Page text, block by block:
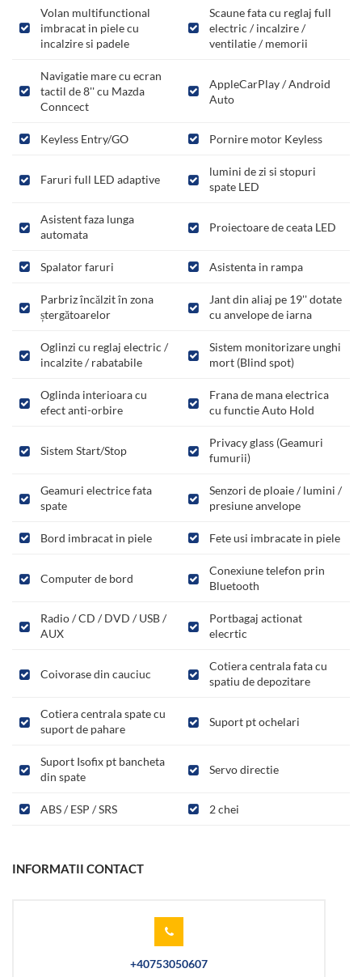
Volan multifunctional
imbracat in piele cu
incalzire si padele
Scaune fata cu reglaj full
electric / incalzire /
ventilatie / memorii
Navigatie mare cu ecran
tactil de 8'' cu Mazda
Conncect
AppleCarPlay / Android
Auto
Keyless Entry/GO Pornire motor Keyless
Faruri full LED adaptive
lumini de zi si stopuri
spate LED
Asistent faza lunga
automata
Proiectoare de ceata LED
Spalator faruri Asistenta in rampa
Parbriz încălzit în zona
ștergătoarelor
Jant din aliaj pe 19'' dotate
cu anvelope de iarna
Oglinzi cu reglaj electric /
incalzite / rabatabile
Sistem monitorizare unghi
mort (Blind spot)
Oglinda interioara cu
efect anti-orbire
Frana de mana electrica
cu functie Auto Hold
Sistem Start/Stop
Privacy glass (Geamuri
fumurii)
Geamuri electrice fata
spate
Senzori de ploaie / lumini /
presiune anvelope
Bord imbracat in piele Fete usi imbracate in piele
Computer de bord
Conexiune telefon prin
Bluetooth
Radio / CD / DVD / USB /
AUX
Portbagaj actionat
elecrtic
Coivorase din cauciuc
Cotiera centrala fata cu
spatiu de depozitare
Cotiera centrala spate cu
suport de pahare
Suport pt ochelari
Suport Isofix pt bancheta
din spate
Servo directie
ABS / ESP / SRS 2 chei
INFORMATII CONTACT
+40753050607